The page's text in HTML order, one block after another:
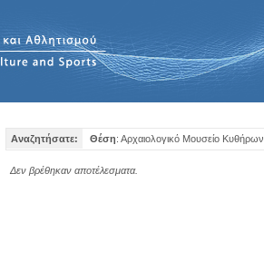
Αναζητήσατε: Θέση: Αρχαιολογικό Μουσείο Κυθήρων
Δεν βρέθηκαν αποτέλεσματα.